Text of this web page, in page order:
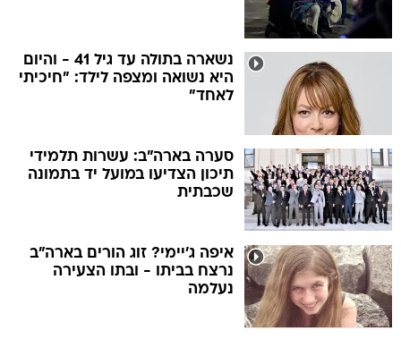
נשארה בתולה עד גיל 41 - והיום
היא נשואה ומצפה לילד: "חיכיתי
לאחד"
סערה בארה"ב: עשרות תלמידי
תיכון הצדיעו במועל יד בתמונה
שכבתית
איפה ג'יימי? זוג הורים בארה"ב
נרצח בביתו - ובתו הצעירה
נעלמה